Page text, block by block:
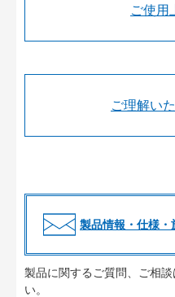
ご使用
ご理解い
製品情報・仕様・
製品に関するご質問、ご相
い。